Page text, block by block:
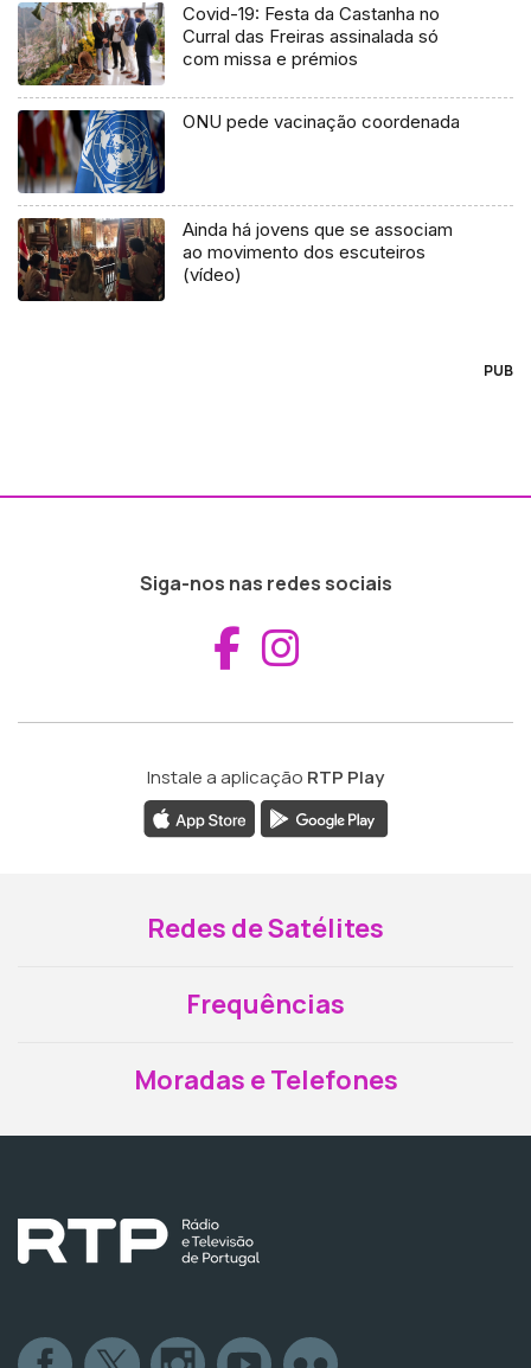
Covid-19: Festa da Castanha no
Curral das Freiras assinalada só
com missa e prémios
ONU pede vacinação coordenada
Ainda há jovens que se associam
ao movimento dos escuteiros
(vídeo)
PUB
Siga-nos nas redes sociais
Aceder ao
Instale a aplicação RTP Play
Redes de Satélites
Frequências
Moradas e Telefones